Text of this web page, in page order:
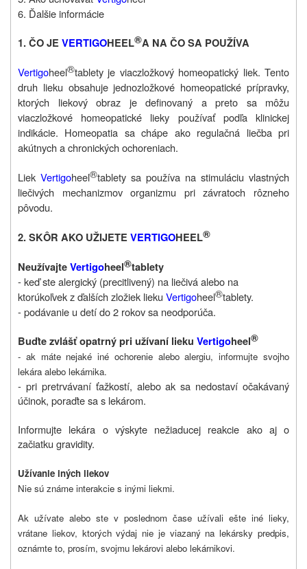
6. Ďalšie informácie
1. ČO JEVERTIGOHEEL®A NA ČO SA POUŽÍVA
Vertigoheel®tablety je viaczložkový homeopatický liek. Tento
druh lieku obsahuje jednozložkové homeopatické prípravky,
ktorých liekový obraz je definovaný a preto sa môžu
viaczložkové homeopatické lieky používať podľa klinickej
indikácie. Homeopatia sa chápe ako regulačná liečba pri
akútnych a chronických ochoreniach.
Liek Vertigoheel®tablety sa používa na stimuláciu vlastných
liečivých mechanizmov organizmu pri závratoch rôzneho
pôvodu.
2. SKÔR AKO UŽIJETEVERTIGOHEEL®
NeužívajteVertigoheel®tablety
- keď ste alergický (precitlivený) na liečivá alebo na
ktorúkoľvek z ďalších zložiek lieku Vertigoheel®tablety.
- podávanie u detí do 2 rokov sa neodporúča.
Buďte zvlášť opatrný pri užívaní lieku Vertigoheel®
- ak máte nejaké iné ochorenie alebo alergiu, informujte svojho
lekára alebo lekárnika.
- pri pretrvávaní ťažkostí, alebo ak sa nedostaví očakávaný
účinok, poraďte sa s lekárom.
Informujte lekára o výskyte nežiaducej reakcie ako aj o
začiatku gravidity.
Užívanie iných liekov
Nie sú známe interakcie s inými liekmi.
Ak užívate alebo ste v poslednom čase užívali ešte iné lieky,
vrátane liekov, ktorých výdaj nie je viazaný na lekársky predpis,
oznámte to, prosím, svojmu lekárovi alebo lekárnikovi.